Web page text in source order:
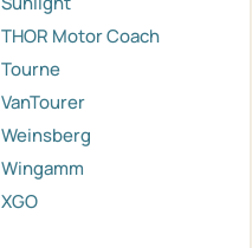
THOR Motor Coach
Tourne
VanTourer
Weinsberg
Wingamm
XGO